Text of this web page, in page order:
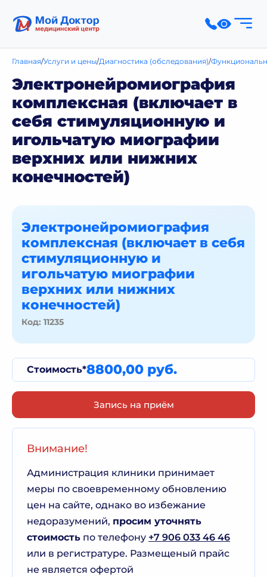
Главная Услуги и цены Диагностика (обследования)
Электронейромиография
комплексная (включает в
себя стимуляционную и
игольчатую миографии
верхних или нижних
конечностей)
Электронейромиография
комплексная (включает в себя
стимуляционную и
игольчатую миографии
верхних или нижних
конечностей)
Код: 11235
Стоимость*8800,00 руб.
Запись на приём
Внимание!
Администрация клиники принимает
меры по своевременному обновлению
цен на сайте, однако во избежание
недоразумений, просим уточнять
стоимость по телефону +7 906 033 46 46
или в регистратуре. Размещеный прайс
не является офертой